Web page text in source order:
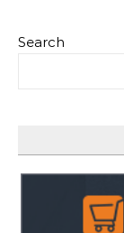
Search